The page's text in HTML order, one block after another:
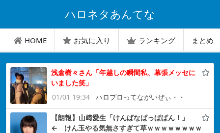
ハロネタあんてな
HOME お気に入り ランキング まとめ
浅倉樹々さん「年越しの瞬間私、幕張メッセに
いました笑」
01/01 19:34
ハロプロってながいぜぃ・・
【朗報】山﨑愛生「けんぱなぱっぱぱん！」
← けん玉やる気無さすぎて草ｗｗｗｗｗｗｗｗ